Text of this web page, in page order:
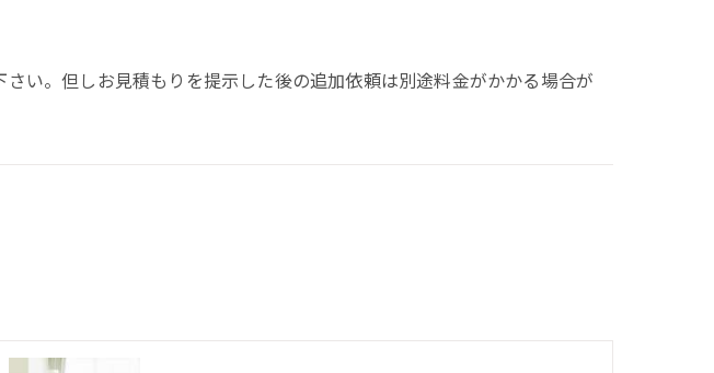
い。但しお見積もりを提示した後の追加依頼は別途料金がかかる場合が